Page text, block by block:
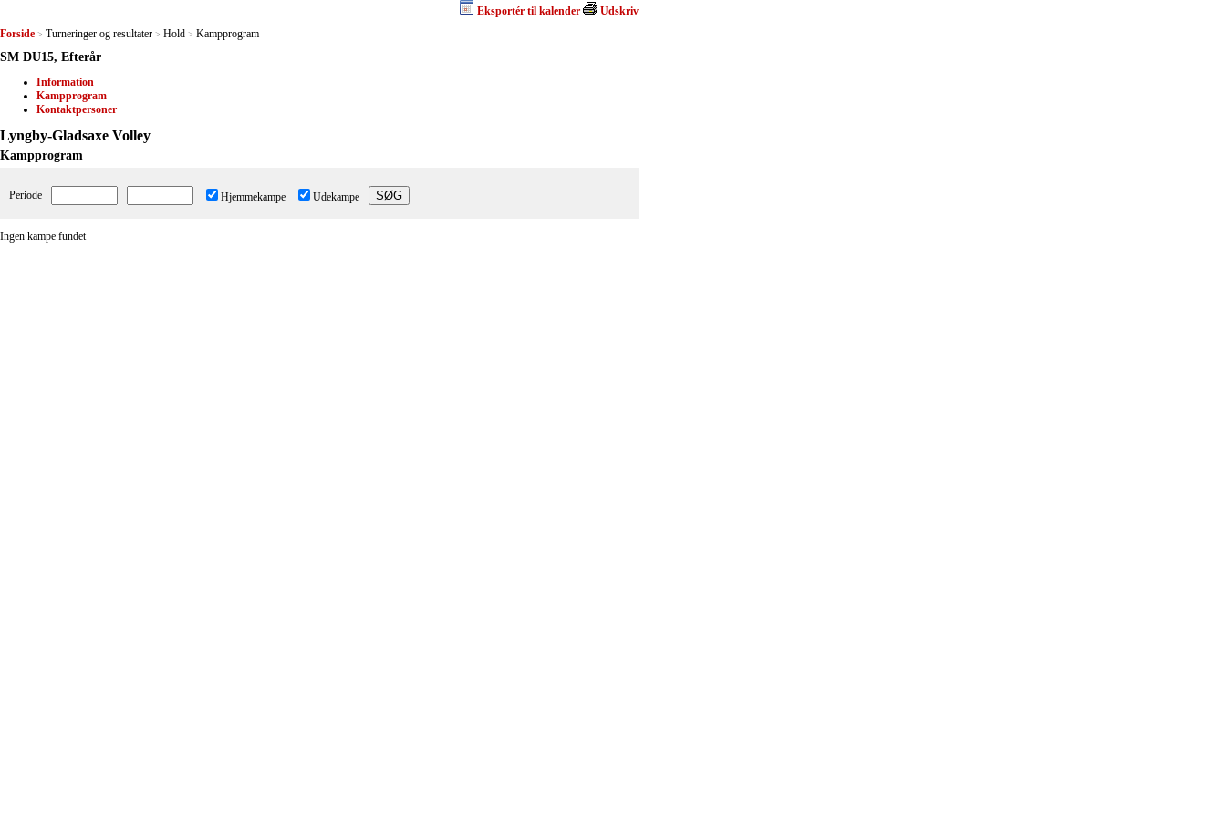
Eksportér til kalender
Udskriv
Forside > Turneringer og resultater > Hold > Kampprogram
SM DU15, Efterår
Information
Kampprogram
Kontaktpersoner
Lyngby-Gladsaxe Volley
Kampprogram
Periode Hjemmekampe Udekampe
Ingen kampe fundet